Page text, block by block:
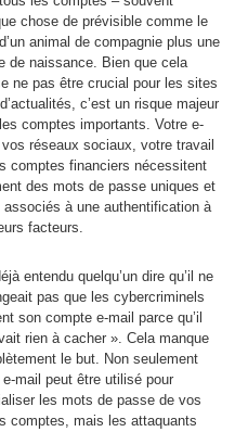
chose de prévisible comme le
animal de compagnie plus une
de naissance. Bien que cela
ne pas être crucial pour les sites
c’est un risque majeur
comptes importants. Votre e-
réseaux sociaux, votre travail
comptes financiers nécessitent
des mots de passe uniques et
associés à une authentification à
facteurs.
entendu quelqu’un dire qu’il ne
pas que les cybercriminels
son compte e-mail parce qu’il
rien à cacher ». Cela manque
le but. Non seulement
mail peut être utilisé pour
les mots de passe de vos
comptes, mais les attaquants